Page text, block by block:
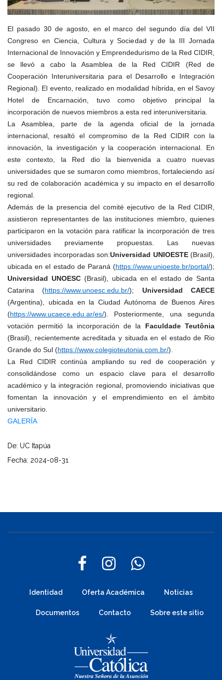
El pasado 30 de agosto, en el marco del segundo día del VII
Congreso en Ciencia, Cultura y Sociedad y de la III Jornada
Internacional de Innovación y Emprendedurismo de la Red CIDIR,
se llevó a cabo la Asamblea de la Red CIDIR (Red de
Cooperación Interuniversitaria para el Desarrollo e Integración
Regional). El evento, realizado en modalidad híbrida, en el Savoy
Hotel de Encarnación, tuvo como objetivo principal la
incorporación de nuevos miembros a esta red interuniversitaria.
La Asamblea, parte de la agenda oficial de la jornada
internacional, resaltó el compromiso de la Red CIDIR con la
innovación, la investigación y la cooperación internacional. En
este contexto, la Red dio la bienvenida a cuatro nuevas
universidades que se sumaron como miembros, fortaleciendo así
su red de colaboración académica y su impacto en el desarrollo
regional.
Además de la presencia del comité ejecutivo de la Red CIDIR,
asistieron representantes de las instituciones miembro, quienes
participaron en la votación para ratificar la incorporación de tres
universidades previamente propuestas. Las nuevas
universidades incorporadas son:Universidad UNIOESTE(Brasil),
ubicada en el estado de Paraná (https://www.unioeste.br/portal/);
Universidad UNOESC(Brasil), ubicada en el estado de Santa
Catarina (https://www.unoesc.edu.br/); Universidad CAECE
(Argentina), ubicada en la Ciudad Autónoma de Buenos Aires
(https://www.ucaece.edu.ar/es/). Posteriormente, una segunda
votación permitió la incorporación de la Faculdade Teutônia
(Brasil), recientemente acreditada y situada en el estado de Rio
Grande do Sul (https://www.colegioteutonia.com.br/).
La Red CIDIR continúa ampliando su red de cooperación y
consolidándose como un espacio clave para el desarrollo
académico y la integración regional, promoviendo iniciativas que
fomentan la innovación y el emprendimiento en el ámbito
universitario.
GALERÍA
De: UC Itapúa
Fecha: 2024-08-31
Identidad Oferta Académica Noticias
Documentos Contacto Sobre este sitio